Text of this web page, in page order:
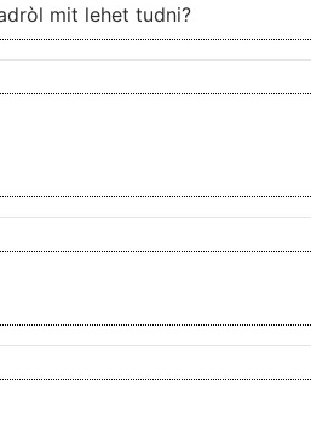
mit lehet tudni?